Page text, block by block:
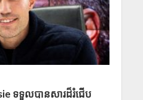
ទទួលបានសារដ៏រំជើប